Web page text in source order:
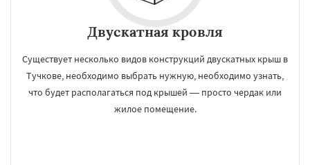
Двускатная кровля
Существует несколько видов конструкций двускатных крыш в
Тучкове, необходимо выбрать нужную, необходимо узнать,
что будет располагаться под крышей — просто чердак или
жилое помещение.